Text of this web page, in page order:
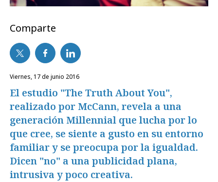
Comparte
viernes, 17 de junio 2016
El estudio "The Truth About You",
realizado por McCann, revela a una
generación Millennial que lucha por lo
que cree, se siente a gusto en su entorno
familiar y se preocupa por la igualdad.
Dicen "no" a una publicidad plana,
intrusiva y poco creativa.